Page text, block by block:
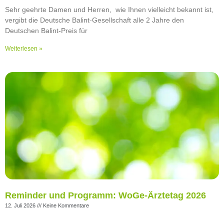
Sehr geehrte Damen und Herren, wie Ihnen vielleicht bekannt ist,
vergibt die Deutsche Balint-Gesellschaft alle 2 Jahre den
Deutschen Balint-Preis für
Weiterlesen »
Reminder und Programm: WoGe-Ärztetag 2026
12. Juli 2026 Keine Kommentare